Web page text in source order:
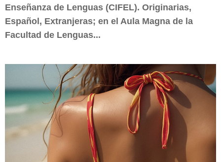
Enseñanza de Lenguas (CIFEL). Originarias,
Español, Extranjeras; en el Aula Magna de la
Facultad de Lenguas...